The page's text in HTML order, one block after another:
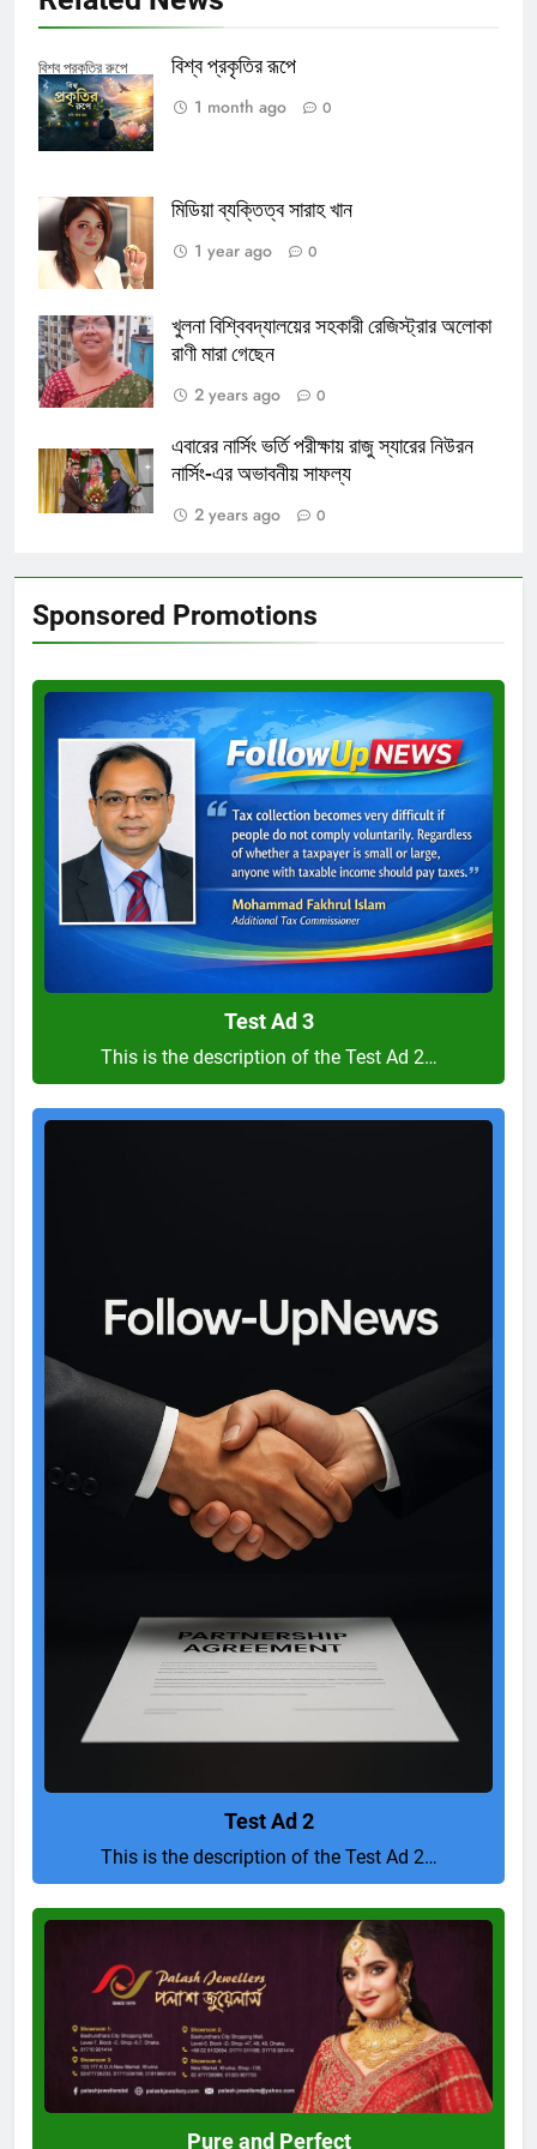
বিশ্ব প্রকৃতির রুপে
বিশ্ব প্রকৃতির রূপে
1 month ago
0
মিডিয়া ব্যক্তিত্ব সারাহ খান
1 year ago
0
খুলনা বিশ্বিবদ্যালয়ের সহকারী রেজিস্ট্রার অলোকা
রাণী মারা গেছেন
2 years ago
0
এবারের নার্সিং ভর্তি পরীক্ষায় রাজু স্যারের নিউরন
নার্সিং-এর অভাবনীয় সাফল্য
2 years ago
0
Sponsored Promotions
Test
Ad
3
Test Ad 3
This is the description of the Test Ad 2…
Test Ad 2
This is the description of the Test Ad 2…
Pure and Perfect